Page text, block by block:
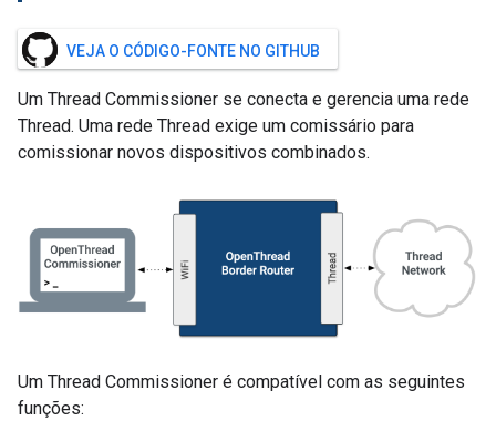
VEJA O CÓDIGO-FONTE NO GITHUB
Um Thread Commissioner se conecta e gerencia uma rede
Thread. Uma rede Thread exige um comissário para
comissionar novos dispositivos combinados.
Um Thread Commissioner é compatível com as seguintes
funções: